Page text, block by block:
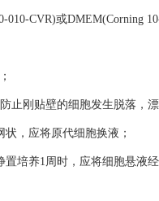
CVR)或DMEM(Corning
刚贴壁的细胞发生脱落，
，应将原代细胞换液；
培养1周时，应将细胞悬液